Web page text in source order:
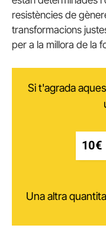
resistències de
transformacions
per a la millora de la
Si t'agrada
10€
Una altra